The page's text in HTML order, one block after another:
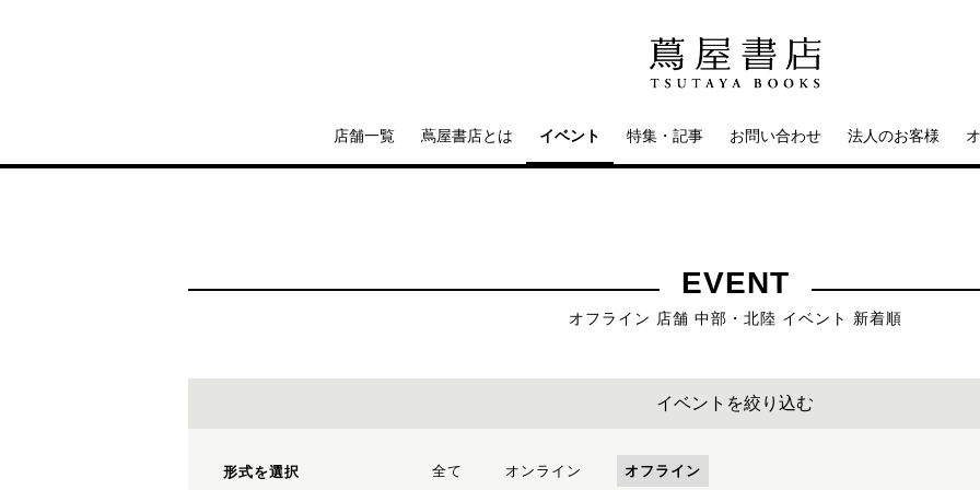
店舗一覧 蔦屋書店とは イベント 特集・記事 お問い合わせ 法人のお客様
EVENT
オフライン 店舗 中部・北陸 イベント 新着順
イベントを絞り込む
形式を選択 全て オンライン オフライン